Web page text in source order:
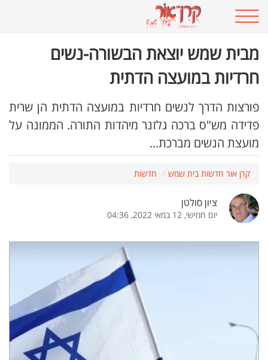
מבית שמש יוצאת הבשורה-נשים
חרדיות במועצה הדתית
פורצות הדרך לנשים חרדיות במועצה הדתית הן שרית
פדידה מש"ס ברכה גלזנר מיהדות התורה. הממונה על
מועצת הנשים מברכת...
קרן אור חדשות בית שמש חדשות
ציון סולטן
יום חמישי, 12 במאי 2022, 04:36